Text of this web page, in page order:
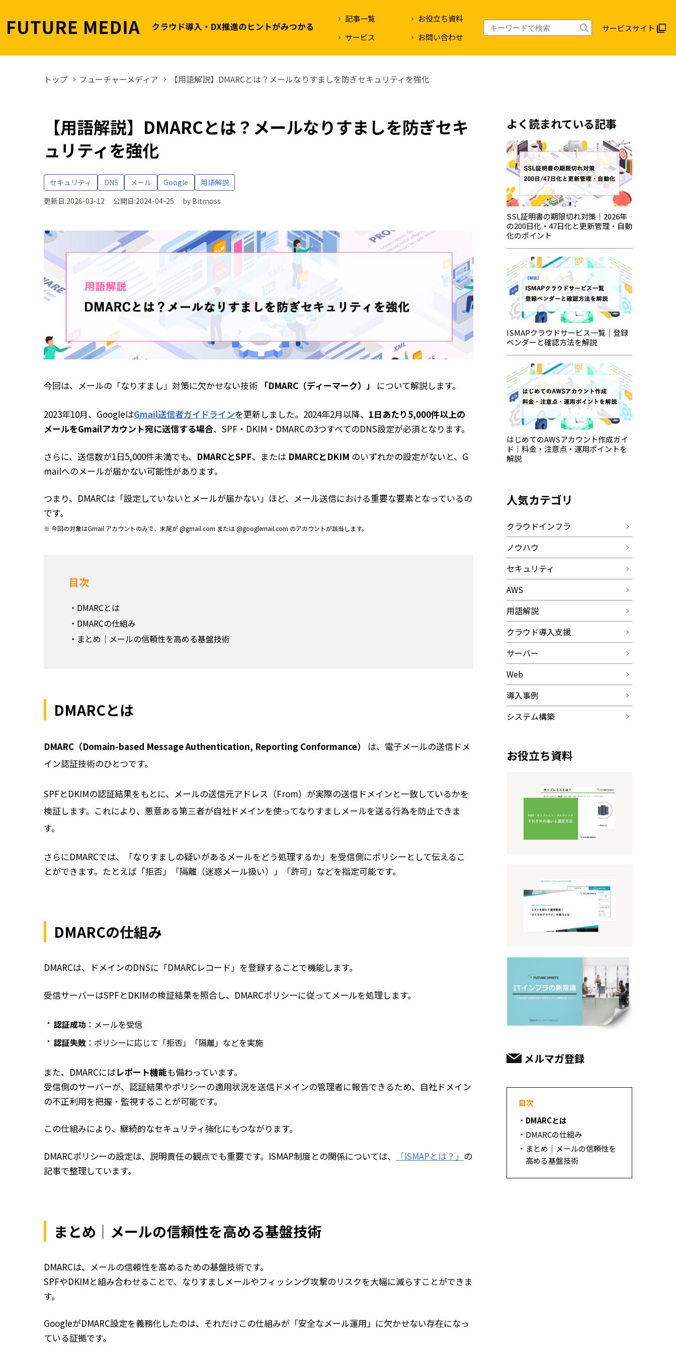
記事一覧
お役立ち資料
サービス
お問い合わせ
サービスサイト
トップ フューチャーメディア 【用語解説】DMARCとは？メールなりすましを防ぎセキュリティを強化
【用語解説】DMARCとは？メールなりすましを防ぎセキ
ュリティを強化
セキュリティ DNS メール Google
用語解説
更新日:2026-03-12
公開日:2024-04-25 by Bitmoss
今回は、メールの「なりすまし」対策に欠かせない技術 「DMARC（ディーマーク）」 について解説します。
2023年10月、GoogleはGmail送信者ガイドラインを更新しました。2024年2月以降、 1日あたり5,000件以上の
メールをGmailアカウント宛に送信する場合、SPF・DKIM・DMARCの3つすべてのDNS設定が必須となります。
さらに、送信数が1日5,000件未満でも、 DMARCとSPF、または DMARCとDKIM のいずれかの設定がないと、G
mailへのメールが届かない可能性があります。
つまり、DMARCは「設定していないとメールが届かない」ほど、メール送信における重要な要素となっているの
です。
※ 今回の対象はGmail アカウントのみで、末尾が @gmail.com または @googlemail.com のアカウントが該当します。
目次
DMARCとは
DMARCの仕組み
まとめ｜メールの信頼性を高める基盤技術
DMARCとは
DMARC（Domain-based Message Authentication, Reporting Conformance）
は、電子メールの送信ドメ
イン認証技術のひとつです。
SPFとDKIMの認証結果をもとに、メールの送信元アドレス（From）が実際の送信ドメインと一致しているかを
検証します。これにより、悪意ある第三者が自社ドメインを使ってなりすましメールを送る行為を防止できま
す。
さらにDMARCでは、「なりすましの疑いがあるメールをどう処理するか」を受信側にポリシーとして伝えるこ
とができます。たとえば「拒否」「隔離（迷惑メール扱い）」「許可」などを指定可能です。
DMARCの仕組み
DMARCは、ドメインのDNSに「DMARCレコード」を登録することで機能します。
受信サーバーはSPFとDKIMの検証結果を照合し、DMARCポリシーに従ってメールを処理します。
認証成功 ：メールを受信
認証失敗 ：ポリシーに応じて「拒否」「隔離」などを実施
また、DMARCにはレポート機能も備わっています。
受信側のサーバーが、認証結果やポリシーの適用状況を送信ドメインの管理者に報告できるため、自社ドメイン
の不正利用を把握・監視することが可能です。
この仕組みにより、継続的なセキュリティ強化にもつながります。
DMARCポリシーの設定は、説明責任の観点でも重要です。ISMAP制度との関係については、 「ISMAPとは？」 の
記事で整理しています。
まとめ｜メールの信頼性を高める基盤技術
DMARCは、メールの信頼性を高めるための基盤技術です。
SPFやDKIMと組み合わせることで、なりすましメールやフィッシング攻撃のリスクを大幅に減らすことができま
す。
GoogleがDMARC設定を義務化したのは、それだけこの仕組みが「安全なメール運用」に欠かせない存在になっ
ている証拠です。
よく読まれている記事
SSL証明書の期限切れ対策｜2026年
の200日化・47日化と更新管理・自動
化のポイント
ISMAPクラウドサービス一覧｜登録
ベンダーと確認方法を解説
はじめてのAWSアカウント作成ガイ
ド｜料金・注意点・運用ポイントを
解説
人気カテゴリ
クラウドインフラ
ノウハウ
セキュリティ
AWS
用語解説
クラウド導入支援
サーバー
Web
導入事例
システム構築
お役立ち資料
メルマガ登録
目次
DMARCとは
DMARCの仕組み
まとめ｜メールの信頼性を
高める基盤技術